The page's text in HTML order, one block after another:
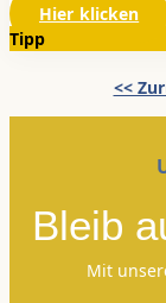
Hier klicken
Tipp
<<
Bleib
Mit